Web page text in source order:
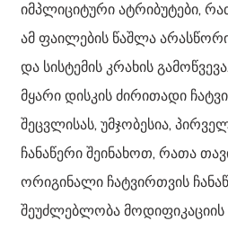
იმპლიციტური ატრიბუტები,
ამ ფაილების წაშლა
და სისტემის კრახის
მყარი დისკის ძირითადი
შეცვლისას, უმჯობესია,
ჩანაწერი შეინახოთ, რათა
ორიგინალი ჩატვირთვის
შეუძლებლობა